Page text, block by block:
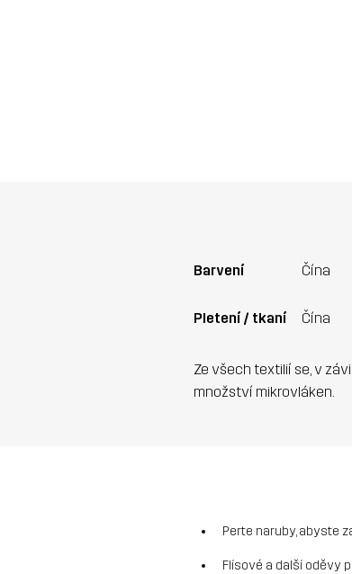
Barvení Čína
Pletení / tkaní Čína
Ze všech textilií se, v
množství mikrovláken.
Perte naruby, abyste
Flísové a další oděvy